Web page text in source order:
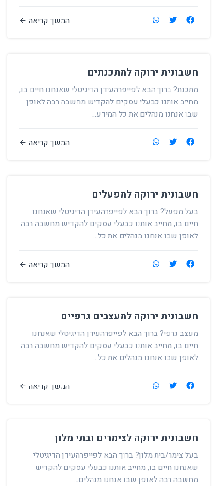
המשך קריאה
חשבונית ירוקה למתכנתים
מתכנת? ברוך הבא לפייפרהעידן הדיגיטלי שאנחנו חיים בו,
מחייב אותנו כבעלי עסקים להקדיש מחשבה רבה לאופן
שבו אנחנו מנהלים את כל המידע...
המשך קריאה
חשבונית ירוקה למפעלים
בעל מפעל? ברוך הבא לפייפרהעידן הדיגיטלי שאנחנו
חיים בו, מחייב אותנו כבעלי עסקים להקדיש מחשבה רבה
לאופן שבו אנחנו מנהלים את כל...
המשך קריאה
חשבונית ירוקה למעצבים גרפיים
מעצב גרפי? ברוך הבא לפייפרהעידן הדיגיטלי שאנחנו
חיים בו, מחייב אותנו כבעלי עסקים להקדיש מחשבה רבה
לאופן שבו אנחנו מנהלים את כל...
המשך קריאה
חשבונית ירוקה לצימרים ובתי מלון
בעל צימר/בית מלון? ברוך הבא לפייפרהעידן הדיגיטלי
שאנחנו חיים בו, מחייב אותנו כבעלי עסקים להקדיש
מחשבה רבה לאופן שבו אנחנו מנהלים...